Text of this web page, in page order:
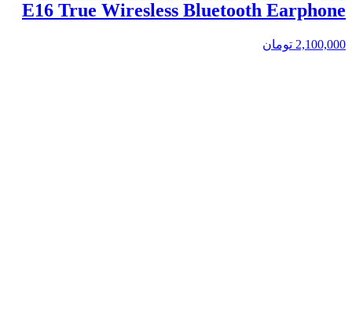
E16 True Wiresless Bluetooth Earphone
2,100,000 تومان